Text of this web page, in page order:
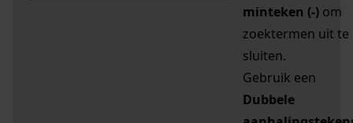
minteken (-) om
zoektermen uit te
sluiten.
Gebruik een
Dubbele